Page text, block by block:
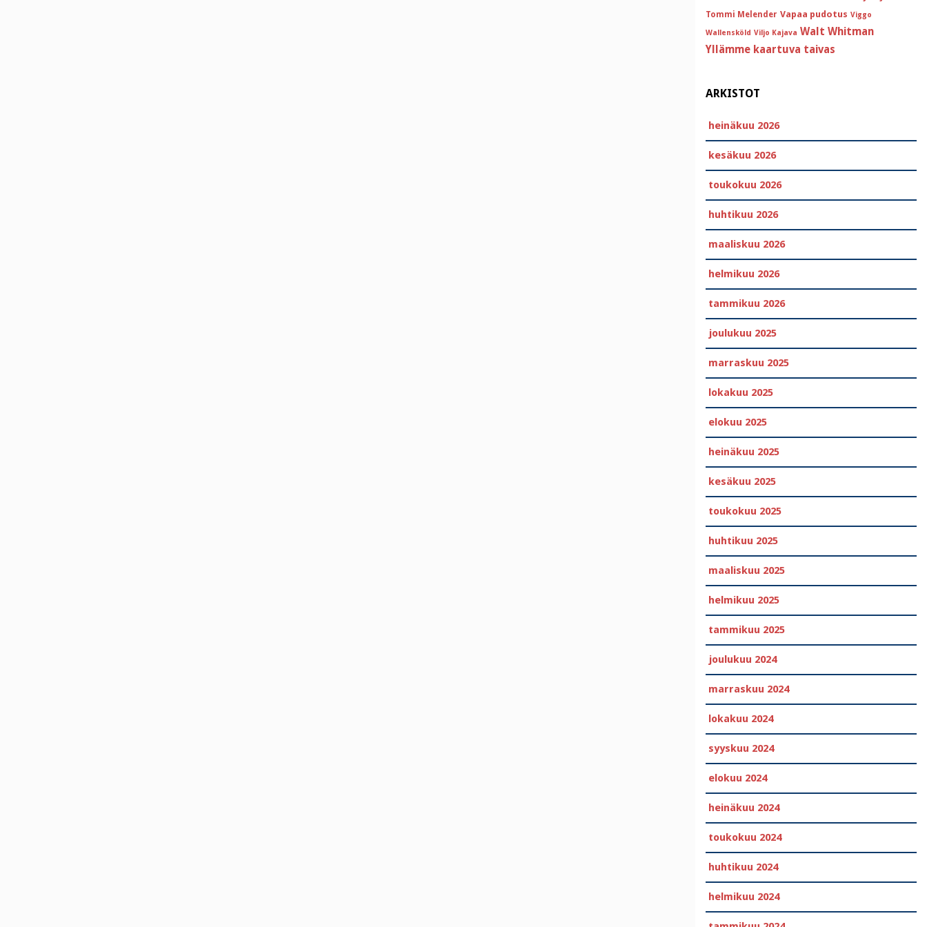
Tommi Melender Vapaa pudotus Viggo
Wallensköld Viljo Kajava Walt Whitman
Yllämme kaartuva taivas
ARKISTOT
heinäkuu 2026
kesäkuu 2026
toukokuu 2026
huhtikuu 2026
maaliskuu 2026
helmikuu 2026
tammikuu 2026
joulukuu 2025
marraskuu 2025
lokakuu 2025
elokuu 2025
heinäkuu 2025
kesäkuu 2025
toukokuu 2025
huhtikuu 2025
maaliskuu 2025
helmikuu 2025
tammikuu 2025
joulukuu 2024
marraskuu 2024
lokakuu 2024
syyskuu 2024
elokuu 2024
heinäkuu 2024
toukokuu 2024
huhtikuu 2024
helmikuu 2024